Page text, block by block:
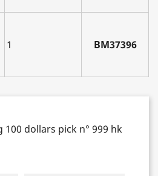
1 BM37396
dollars pick n° 999 hk